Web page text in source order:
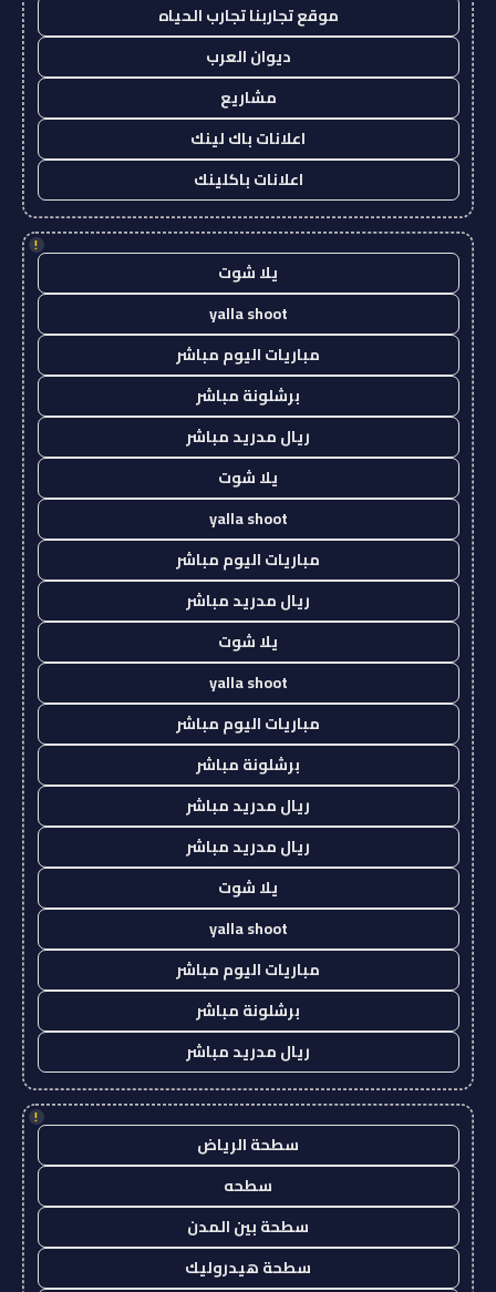
موقع تجاربنا تجارب الحياه
ديوان العرب
مشاريع
اعلانات باك لينك
اعلانات باكلينك
!
يلا شوت
yalla shoot
مباريات اليوم مباشر
برشلونة مباشر
ريال مدريد مباشر
يلا شوت
yalla shoot
مباريات اليوم مباشر
ريال مدريد مباشر
يلا شوت
yalla shoot
مباريات اليوم مباشر
برشلونة مباشر
ريال مدريد مباشر
ريال مدريد مباشر
يلا شوت
yalla shoot
مباريات اليوم مباشر
برشلونة مباشر
ريال مدريد مباشر
!
سطحة الرياض
سطحه
سطحة بين المدن
سطحة هيدروليك